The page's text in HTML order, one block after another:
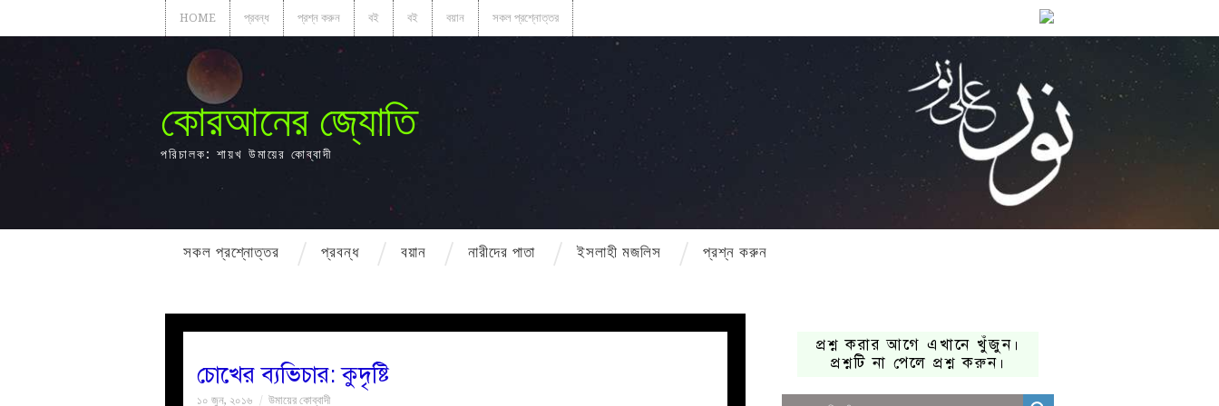
HOME প্রবন্ধ প্রশ্ন করুন বই বই বয়ান সকল প্রশ্নোত্তর
কোরআনের জ্যোতি
পরিচালক: শায়খ উমায়ের কোব্বাদী
সকল প্রশ্নোত্তর প্রবন্ধ বয়ান নারীদের পাতা ইসলাহী মজলিস প্রশ্ন করুন
চোখের ব্যভিচার: কুদৃষ্টি
১০ জুন, ২০১৬ উমায়ের কোব্বাদী
প্রশ্ন করার আগে এখানে খুঁজুন।
প্রশ্নটি না পেলে প্রশ্ন করুন।